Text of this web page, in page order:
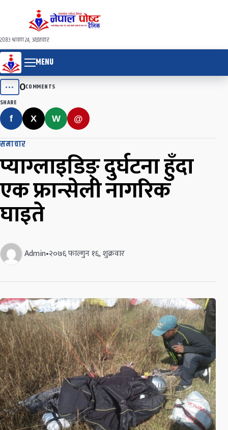
२०८३ श्रावण २४, आइतवार
MENU
••• 0COMMENTS
SHARE
f X W @
समाचार
प्याग्लाइडिङ् दुर्घटना हुँदा
एक फ्रान्सेली नागरिक
घाइते
Admin•२०७६ फाल्गुन १६, शुक्रवार